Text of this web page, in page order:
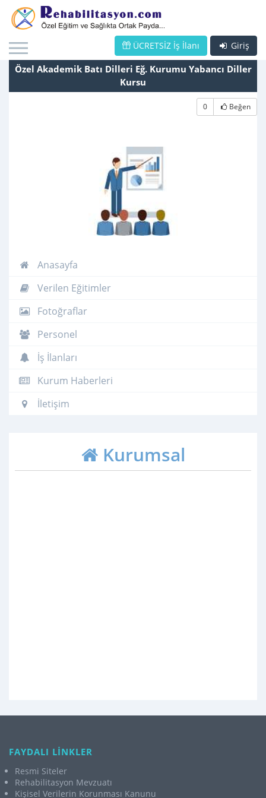
Giriş
ÜCRETSİZ İş İlanı
Özel Akademik Batı Dilleri Eğ. Kurumu Yabancı Diller
Kursu
0 Beğen
Anasayfa
Verilen Eğitimler
Fotoğraflar
Personel
İş İlanları
Kurum Haberleri
İletişim
Kurumsal
FAYDALI LİNKLER
Resmi Siteler
Rehabilitasyon Mevzuatı
Kişisel Verilerin Korunması Kanunu